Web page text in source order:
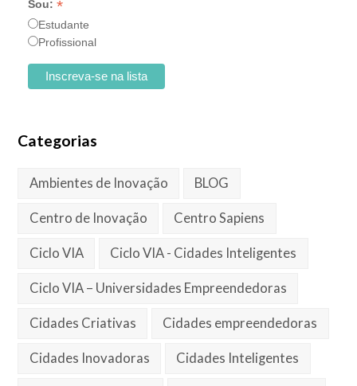
Sou: *
Estudante
Profissional
Categorias
Ambientes de Inovação BLOG
Centro de Inovação Centro Sapiens
Ciclo VIA Ciclo VIA - Cidades Inteligentes
Ciclo VIA – Universidades Empreendedoras
Cidades Criativas Cidades empreendedoras
Cidades Inovadoras Cidades Inteligentes